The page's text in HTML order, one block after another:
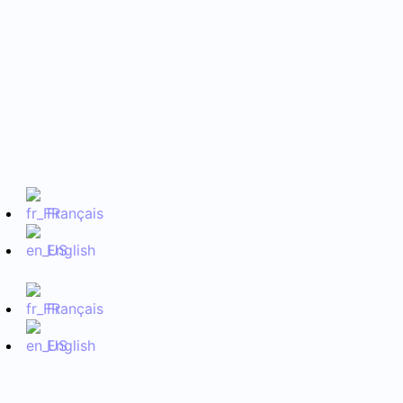
Français
English
Français
English